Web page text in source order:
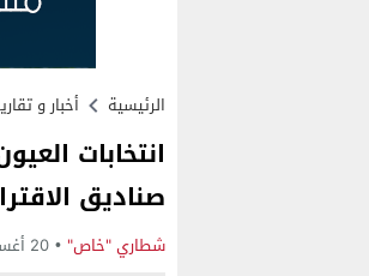
الرئيسية أخبار و
انتخابات
صناديق
شطاري "خاص" 20 أغسطس 2016